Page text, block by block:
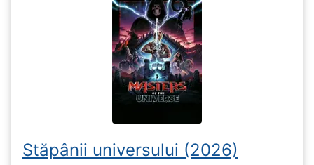
Stăpânii universului (2026)